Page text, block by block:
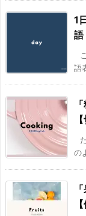
1
語
語
の